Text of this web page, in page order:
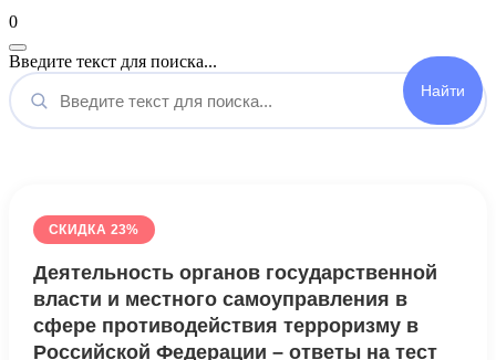
0
Введите текст для поиска...
СКИДКА 23%
Деятельность органов государственной
власти и местного самоуправления в
сфере противодействия терроризму в
Российской Федерации – ответы на тест